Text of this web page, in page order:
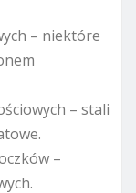
– niektóre
– stali
–